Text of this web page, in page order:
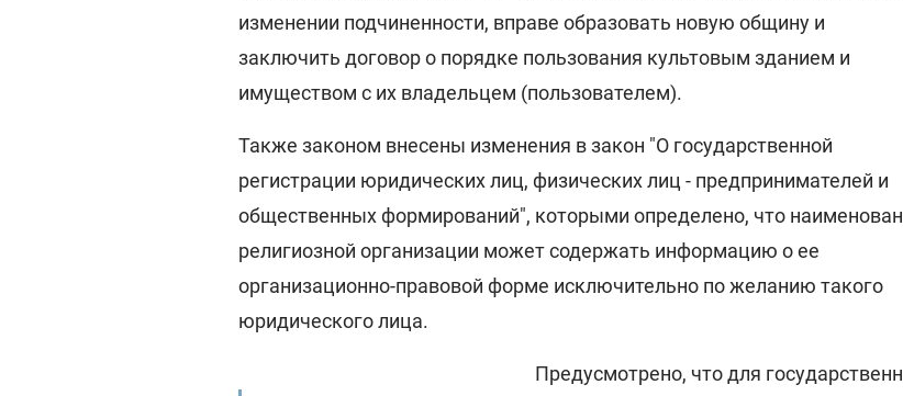
изменении подчиненности, вправе образовать новую общину и
заключить договор о порядке пользования культовым зданием и
имуществом с их владельцем (пользователем).
Также законом внесены изменения в закон "О государственной
регистрации юридических лиц, физических лиц - предпринимателей и
общественных формирований", которыми определено, что
религиозной организации может содержать информацию о ее
организационно-правовой форме исключительно по желанию такого
юридического лица.
Предусмотрено, что для